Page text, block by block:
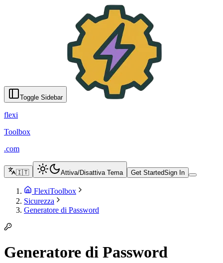
Generatore di Password - FlexiToolbox
РусскийItaliano
Toggle Sidebar
flexi
Toolbox
.com
🇮🇹 Attiva/Disattiva Tema Get StartedSign In
FlexiToolbox
Sicurezza
Generatore di Password
Generatore di Password